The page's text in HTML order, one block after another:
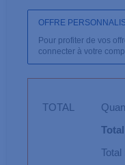
OFFRE
Pour profiter de vos
connecter à votre
TOTAL
Total